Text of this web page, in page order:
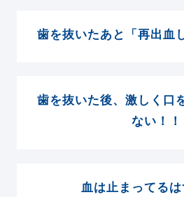
歯を抜いたあと「再出血
歯を抜いた後、激しく口
ない！！
血は止まってる